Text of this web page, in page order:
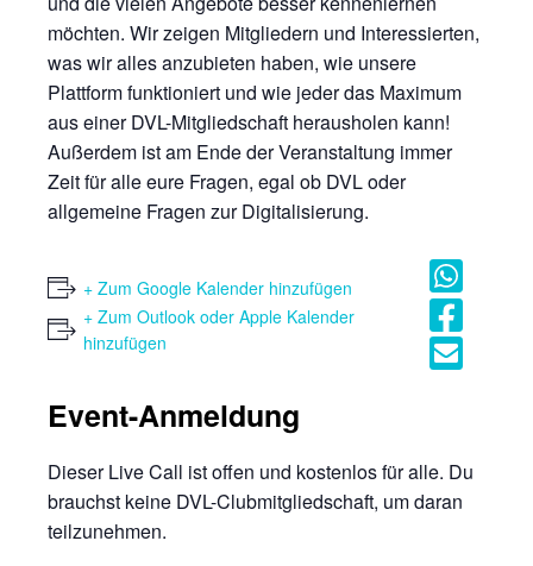
möchten. Wir zeigen Mitgliedern und Interessierten,
was wir alles anzubieten haben, wie unsere
Plattform funktioniert und wie jeder das Maximum
aus einer DVL-Mitgliedschaft herausholen kann!
Außerdem ist am Ende der Veranstaltung immer
Zeit für alle eure Fragen, egal ob DVL oder
allgemeine Fragen zur Digitalisierung.
+ Zum Google Kalender hinzufügen
+ Zum Outlook oder Apple Kalender
hinzufügen
Event-Anmeldung
Dieser Live Call ist offen und kostenlos für alle. Du
brauchst keine DVL-Clubmitgliedschaft, um daran
teilzunehmen.